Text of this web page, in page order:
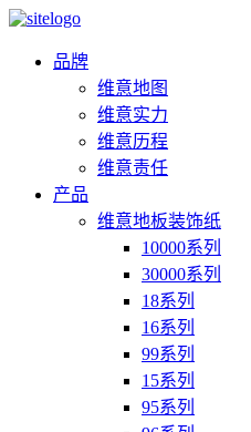
品牌
维意地图
维意实力
维意历程
维意责任
产品
维意地板装饰纸
10000系列
30000系列
18系列
16系列
99系列
15系列
95系列